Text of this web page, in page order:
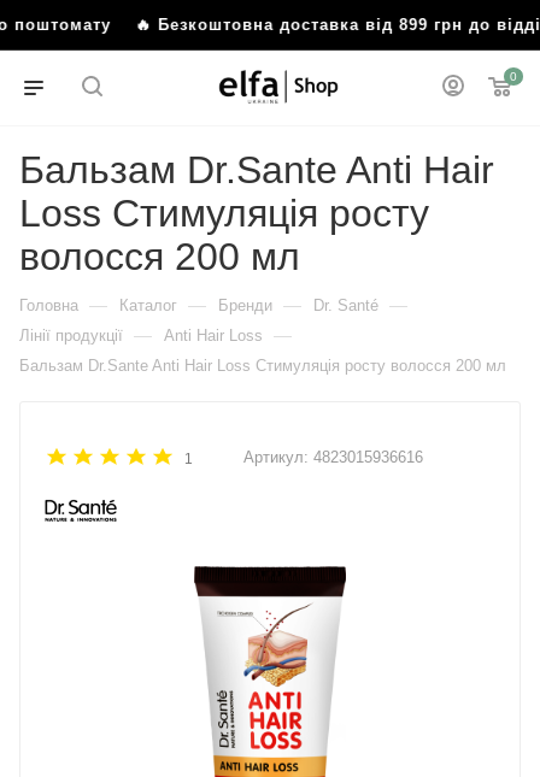
поштомату 🔥 Безкоштовна доставка від 899 грн до
0
Бальзам Dr.Sante Anti Hair
Loss Стимуляція росту
волосся 200 мл
Головна — Каталог — Бренди — Dr. Santé —
Лінії продукції — Anti Hair Loss —
Бальзам Dr.Sante Anti Hair Loss Стимуляція росту волосся 200 мл
1 Артикул: 4823015936616